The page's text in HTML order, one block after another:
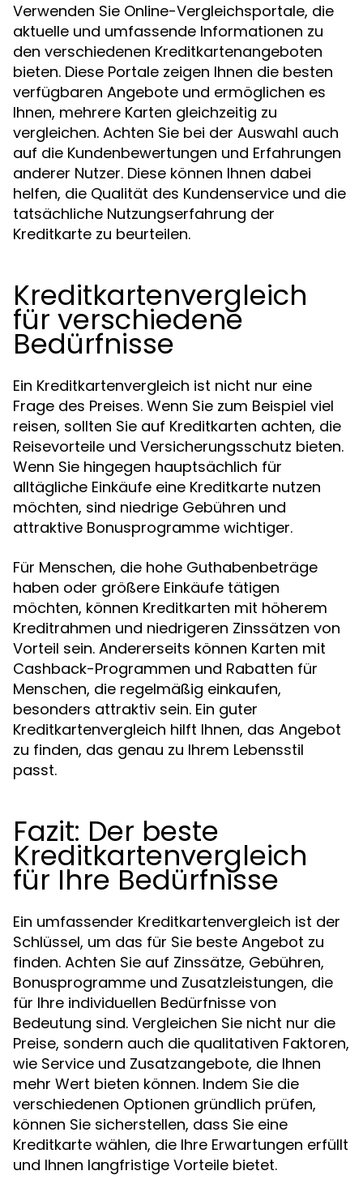
Verwenden Sie Online-Vergleichsportale, die
aktuelle und umfassende Informationen zu
den verschiedenen Kreditkartenangeboten
bieten. Diese Portale zeigen Ihnen die besten
verfügbaren Angebote und ermöglichen es
Ihnen, mehrere Karten gleichzeitig zu
vergleichen. Achten Sie bei der Auswahl auch
auf die Kundenbewertungen und Erfahrungen
anderer Nutzer. Diese können Ihnen dabei
helfen, die Qualität des Kundenservice und die
tatsächliche Nutzungserfahrung der
Kreditkarte zu beurteilen.
Kreditkartenvergleich
für verschiedene
Bedürfnisse
Ein Kreditkartenvergleich ist nicht nur eine
Frage des Preises. Wenn Sie zum Beispiel viel
reisen, sollten Sie auf Kreditkarten achten, die
Reisevorteile und Versicherungsschutz bieten.
Wenn Sie hingegen hauptsächlich für
alltägliche Einkäufe eine Kreditkarte nutzen
möchten, sind niedrige Gebühren und
attraktive Bonusprogramme wichtiger.
Für Menschen, die hohe Guthabenbeträge
haben oder größere Einkäufe tätigen
möchten, können Kreditkarten mit höherem
Kreditrahmen und niedrigeren Zinssätzen von
Vorteil sein. Andererseits können Karten mit
Cashback-Programmen und Rabatten für
Menschen, die regelmäßig einkaufen,
besonders attraktiv sein. Ein guter
Kreditkartenvergleich hilft Ihnen, das Angebot
zu finden, das genau zu Ihrem Lebensstil
passt.
Fazit: Der beste
Kreditkartenvergleich
für Ihre Bedürfnisse
Ein umfassender Kreditkartenvergleich ist der
Schlüssel, um das für Sie beste Angebot zu
finden. Achten Sie auf Zinssätze, Gebühren,
Bonusprogramme und Zusatzleistungen, die
für Ihre individuellen Bedürfnisse von
Bedeutung sind. Vergleichen Sie nicht nur die
Preise, sondern auch die qualitativen Faktoren,
wie Service und Zusatzangebote, die Ihnen
mehr Wert bieten können. Indem Sie die
verschiedenen Optionen gründlich prüfen,
können Sie sicherstellen, dass Sie eine
Kreditkarte wählen, die Ihre Erwartungen erfüllt
und Ihnen langfristige Vorteile bietet.